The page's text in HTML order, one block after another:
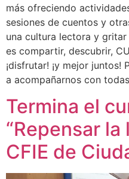
más ofreciendo
sesiones de cuentos y
una cultura lectora y
es compartir, descubrir,
¡disfrutar! ¡y mejor
a acompañarnos con
Termina el
“Repensar la
CFIE de